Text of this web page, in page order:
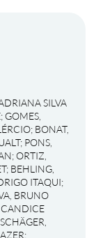
SILVA
; GOMES,
; BONAT,
; PONS,
;ORTIZ,
; BEHLING,
ITAQUI;
BRUNO
;